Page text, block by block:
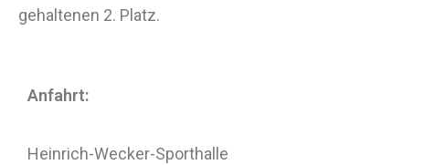
gehaltenen 2. Platz.
Anfahrt:
Heinrich-Wecker-Sporthalle